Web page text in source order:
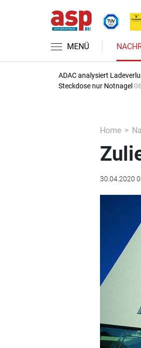
MENÜ
ADAC analysiert
Steckdose nur Notnagel
Home
30.04.2020